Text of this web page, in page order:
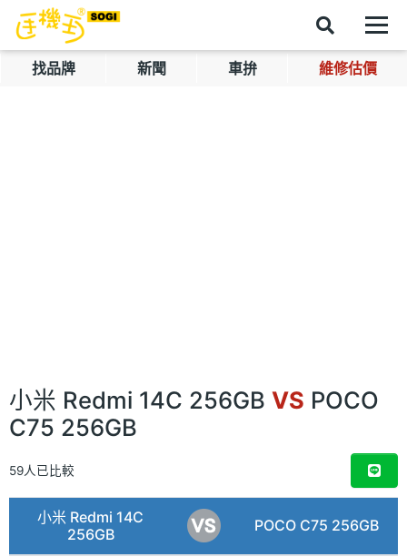
找品牌 新聞 車拚 維修估價
小米 Redmi 14C 256GB VS POCO
C75 256GB
59人已比較
小米 Redmi 14C
256GB
POCO C75 256GB